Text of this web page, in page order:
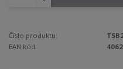
Číslo produktu:
EAN kód: